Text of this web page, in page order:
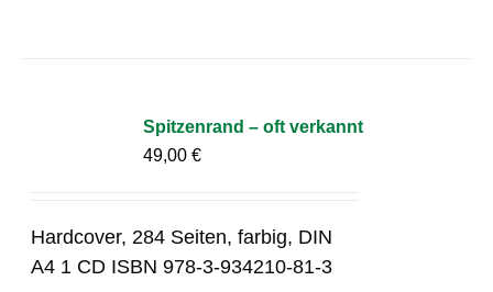
Spitzenrand – oft verkannt
49,00€
Hardcover, 284 Seiten, farbig, DIN
A4 1 CD ISBN 978-3-934210-81-3